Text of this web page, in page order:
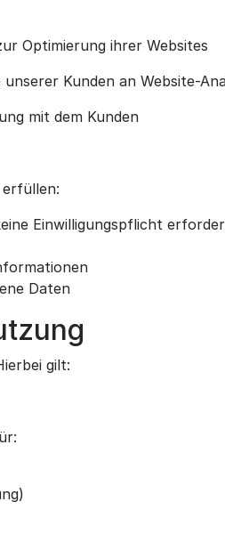
Optimierung ihrer Websites
Kunden an Website-
mit dem Kunden
Einwilligungspflicht
Daten
gilt: